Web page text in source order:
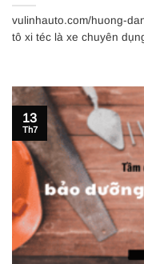
vulinhauto.com/huong-
tô xi téc là xe chuyên
13
Th7